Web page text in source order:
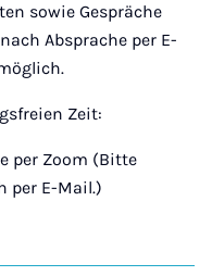
sowie Gespräche
Absprache per E-
Zeit:
per Zoom (Bitte
per E-Mail.)